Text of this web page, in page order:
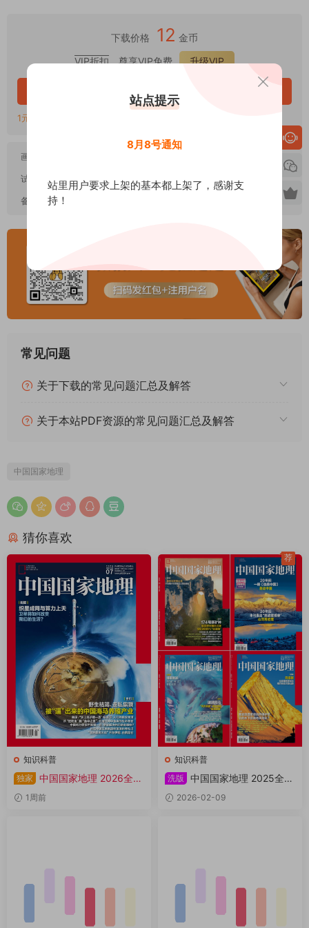
下载价格 12 金币
VIP折扣、尊享VIP免费 升级VIP
立即购买
1元=1金币，链接失效或错误联系QQ客服：2107286680
画质：
试阅：
点击在线试阅
备注： 本站高清修复无水印收藏版
常见问题
关于下载的常见问题汇总及解答
关于本站PDF资源的常见问题汇总及解答
中国国家地理
猜你喜欢
知识科普
独家
中国国家地理 2026全年
1-12月共12期 PDF
1周前
知识科普
洗版
中国国家地理 2025全年
共12本 PDF
2026-02-09
荐
站点提示
8月8号通知
站里用户要求上架的基本都上架了，感谢支
持！